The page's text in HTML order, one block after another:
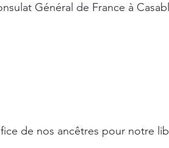
Général de France à
de nos ancêtres pour notre